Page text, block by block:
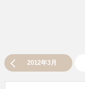
2012年3月